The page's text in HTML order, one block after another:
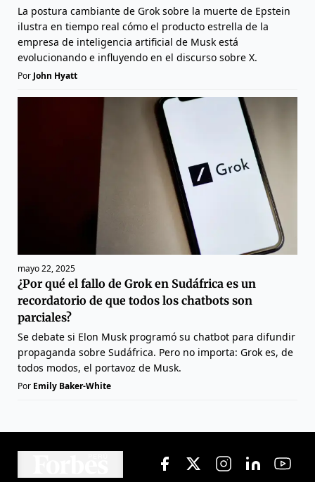
La postura cambiante de Grok sobre la muerte de Epstein
ilustra en tiempo real cómo el producto estrella de la
empresa de inteligencia artificial de Musk está
evolucionando e influyendo en el discurso sobre X.
Por John Hyatt
mayo 22, 2025
¿Por qué el fallo de Grok en Sudáfrica es un
recordatorio de que todos los chatbots son
parciales?
Se debate si Elon Musk programó su chatbot para difundir
propaganda sobre Sudáfrica. Pero no importa: Grok es, de
todos modos, el portavoz de Musk.
Por Emily Baker-White